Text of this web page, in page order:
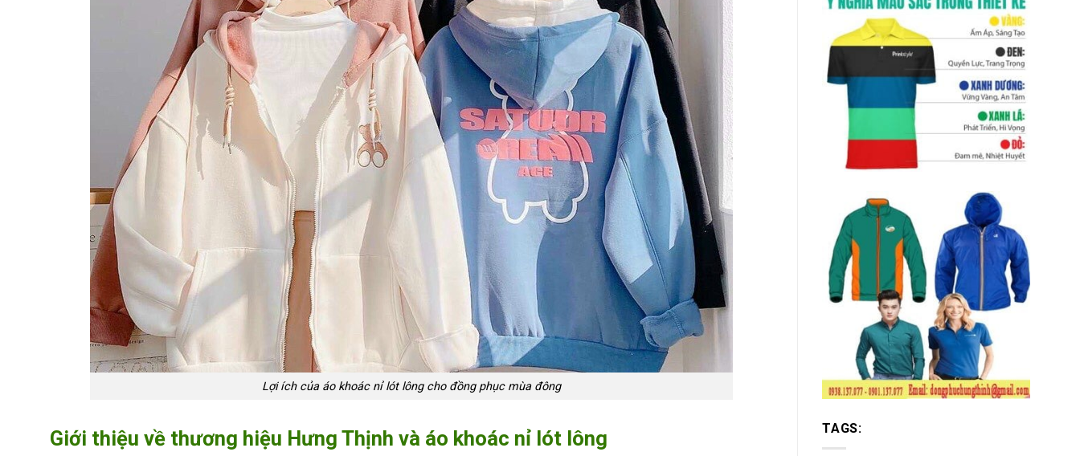
Lợi ích của áo khoác nỉ lót lông cho đồng phục mùa đông
Giới thiệu về thương hiệu Hưng Thịnh và áo khoác nỉ lót lông TAGS: